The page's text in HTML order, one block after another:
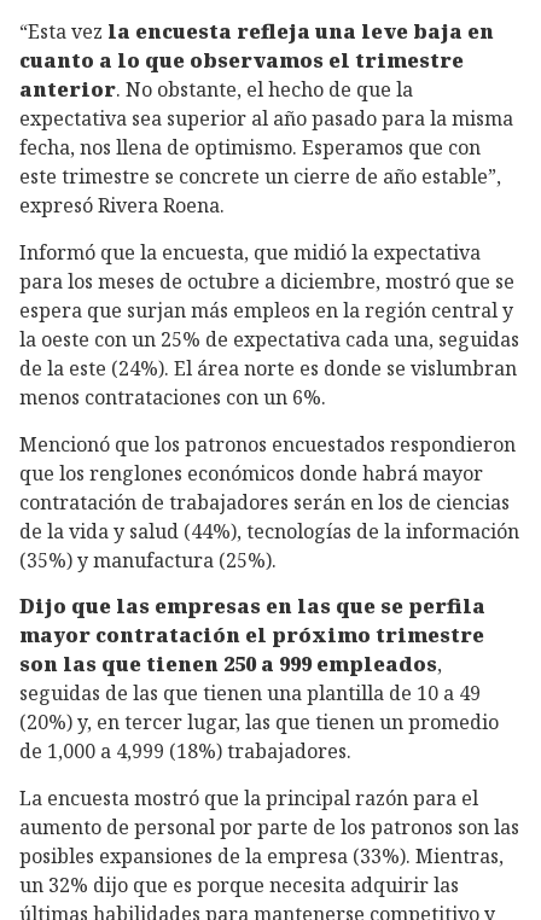
“Esta vez la encuesta refleja una leve baja en
cuanto a lo que observamos el trimestre
anterior. No obstante, el hecho de que la
expectativa sea superior al año pasado para la misma
fecha, nos llena de optimismo. Esperamos que con
este trimestre se concrete un cierre de año estable”,
expresó Rivera Roena.
Informó que la encuesta, que midió la expectativa
para los meses de octubre a diciembre, mostró que se
espera que surjan más empleos en la región central y
la oeste con un 25% de expectativa cada una, seguidas
de la este (24%). El área norte es donde se vislumbran
menos contrataciones con un 6%.
Mencionó que los patronos encuestados respondieron
que los renglones económicos donde habrá mayor
contratación de trabajadores serán en los de ciencias
de la vida y salud (44%), tecnologías de la información
(35%) y manufactura (25%).
Dijo que las empresas en las que se perfila
mayor contratación el próximo trimestre
son las que tienen 250 a 999 empleados,
seguidas de las que tienen una plantilla de 10 a 49
(20%) y, en tercer lugar, las que tienen un promedio
de 1,000 a 4,999 (18%) trabajadores.
La encuesta mostró que la principal razón para el
aumento de personal por parte de los patronos son las
posibles expansiones de la empresa (33%). Mientras,
un 32% dijo que es porque necesita adquirir las
últimas habilidades para mantenerse competitivo y